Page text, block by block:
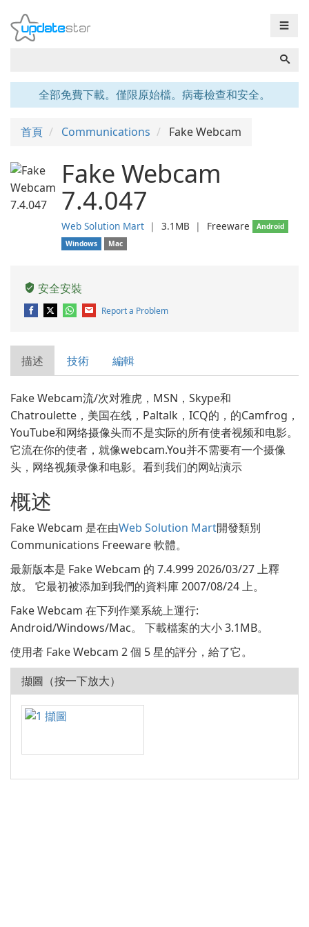
☰
全部免費下載。僅限原始檔。病毒檢查和安全。
首頁 Communications Fake Webcam
Fake Webcam
7.4.047
Web Solution Mart ❘ 3.1MB ❘ Freeware
Android
Windows
Mac
安全安裝
Report a Problem
描述 技術 編輯
Fake Webcam流/次对雅虎，MSN，Skype和
Chatroulette，美国在线，Paltalk，ICQ的，的Camfrog，
YouTube和网络摄像头而不是实际的所有使者视频和电影。
它流在你的使者，就像webcam.You并不需要有一个摄像
头，网络视频录像和电影。看到我们的网站演示
概述
Fake Webcam 是在由Web Solution Mart開發類別
Communications Freeware 軟體。
最新版本是 Fake Webcam 的 7.4.999 2026/03/27 上釋
放。 它最初被添加到我們的資料庫 2007/08/24 上。
Fake Webcam 在下列作業系統上運行:
Android/Windows/Mac。 下載檔案的大小 3.1MB。
使用者 Fake Webcam 2 個 5 星的評分，給了它。
擷圖（按一下放大）